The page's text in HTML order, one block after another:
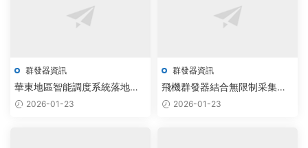
群發器資訊
華東地區智能調度系統落地，
免費版飛機監聽引領TG批量群
2026-01-23
群發器資訊
飛機群發器結合無限制采集源
碼，助力企業實現90%自動化
2026-01-23